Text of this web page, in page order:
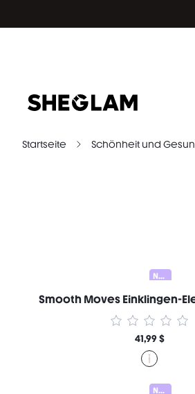
Startseite Schönheit und
Neu
41,99 $
Neu